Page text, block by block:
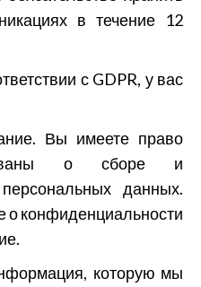
в течение 12
с GDPR, у вас
Вы имеете право
о сборе и
данных.
конфиденциальности
которую мы